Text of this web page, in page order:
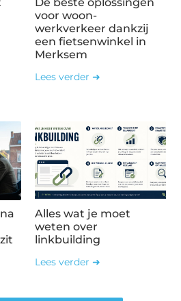
voor woon-
werkverkeer dankzij
een fietsenwinkel in
Merksem
Lees verder ➜
Alles wat je moet
weten over
linkbuilding
Lees verder ➜